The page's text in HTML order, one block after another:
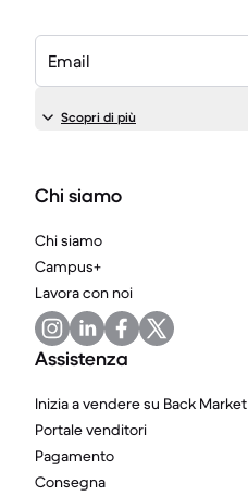
Email
Scopri di più
Chi siamo
Chi siamo
Campus+
Lavora con noi
Assistenza
Inizia a vendere su Back Market
Portale venditori
Pagamento
Consegna